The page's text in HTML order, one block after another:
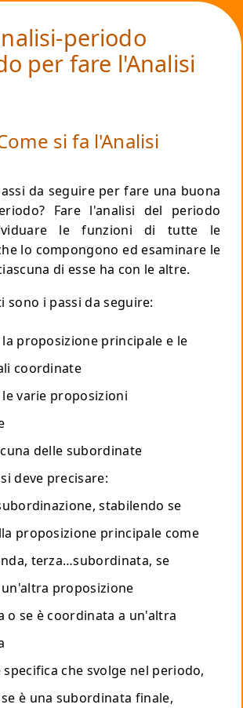
periodo
per fare l'Analisi
si fa l'Analisi
da seguire per fare una buona
Fare l'analisi del periodo
le funzioni di tutte le
lo compongono ed esaminare le
di esse ha con le altre.
sono i passi da seguire:
proposizione principale e le
coordinate
varie proposizioni
delle subordinate
deve precisare:
stabilendo se
proposizione principale come
terza…subordinata, se
proposizione
o se è coordinata a un'altra
che svolge nel periodo,
è una subordinata finale,